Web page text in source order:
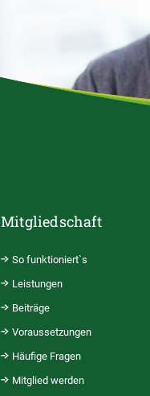
Mitgliedschaft
So funktioniert`s
Leistungen
Beiträge
Voraussetzungen
Häufige Fragen
Mitglied werden